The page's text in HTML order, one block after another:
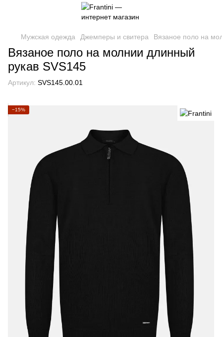
Мужская одежда Джемперы и свитера Вязаное поло на
Вязаное поло на молнии длинный
рукав SVS145
Артикул: SVS145.00.01
−15%